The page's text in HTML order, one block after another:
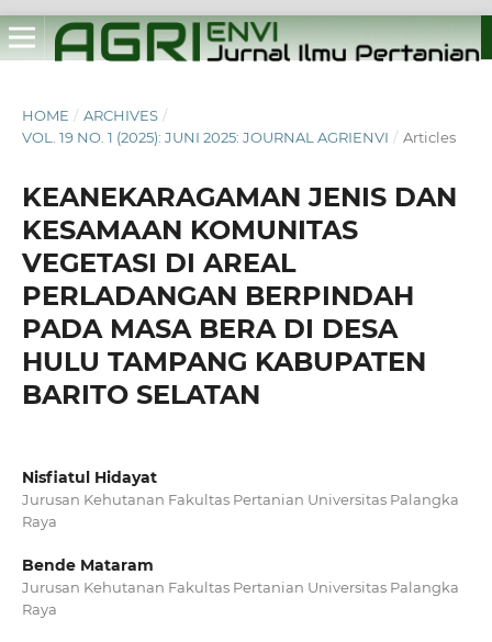
HOME / ARCHIVES /
VOL. 19 NO. 1 (2025): JUNI 2025: JOURNAL AGRIENVI / Articles
KEANEKARAGAMAN JENIS DAN
KESAMAAN KOMUNITAS
VEGETASI DI AREAL
PERLADANGAN BERPINDAH
PADA MASA BERA DI DESA
HULU TAMPANG KABUPATEN
BARITO SELATAN
Nisfiatul Hidayat
Jurusan Kehutanan Fakultas Pertanian Universitas Palangka
Raya
Bende Mataram
Jurusan Kehutanan Fakultas Pertanian Universitas Palangka
Raya